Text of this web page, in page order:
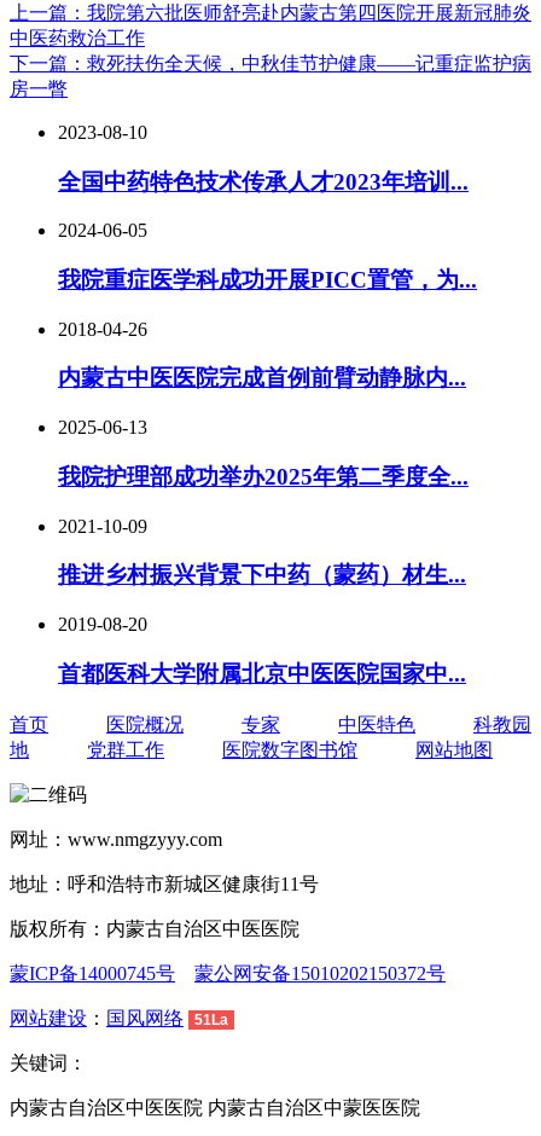
上一篇：我院第六批医师舒亮赴内蒙古第四医院开展新冠肺炎
中医药救治工作
下一篇：救死扶伤全天候，中秋佳节护健康——记重症监护病
房一瞥
2023-08-10
全国中药特色技术传承人才2023年培训...
2024-06-05
我院重症医学科成功开展PICC置管，为...
2018-04-26
内蒙古中医医院完成首例前臂动静脉内...
2025-06-13
我院护理部成功举办2025年第二季度全...
2021-10-09
推进乡村振兴背景下中药（蒙药）材生...
2019-08-20
首都医科大学附属北京中医医院国家中...
首页 医院概况 专家 中医特色
科教园
地
党群工作 医院数字图书馆 网站地图
网址：www.nmgzyyy.com
地址：呼和浩特市新城区健康街11号
版权所有：内蒙古自治区中医医院
蒙ICP备14000745号 蒙公网安备15010202150372号
网站建设 ： 国风网络 51La
关键词：
内蒙古自治区中医医院 内蒙古自治区中蒙医医院